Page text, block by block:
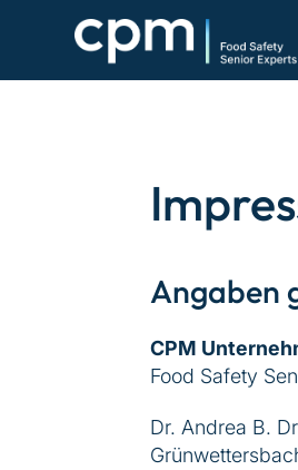
Angaben
CPM
Food Safety
Dr. Andrea B.